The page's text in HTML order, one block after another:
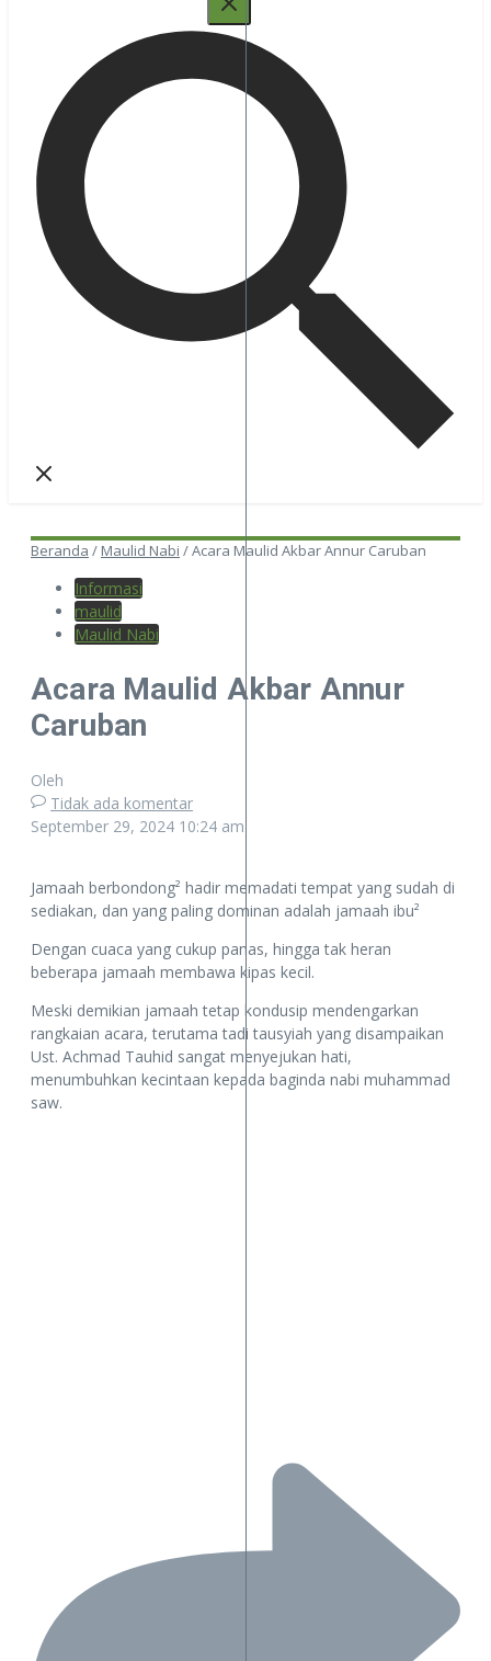
Beranda / Maulid Nabi /Acara Maulid Akbar Annur Caruban
Informasi
maulid
Maulid Nabi
Acara Maulid Akbar Annur
Caruban
Oleh
Tidak ada komentar
September 29, 2024 10:24 am
Jamaah berbondong² hadir memadati tempat yang sudah di
sediakan, dan yang paling dominan adalah jamaah ibu²
Dengan cuaca yang cukup panas, hingga tak heran
beberapa jamaah membawa kipas kecil.
Meski demikian jamaah tetap kondusip mendengarkan
rangkaian acara, terutama tadi tausyiah yang disampaikan
Ust. Achmad Tauhid sangat menyejukan hati,
menumbuhkan kecintaan kepada baginda nabi muhammad
saw.